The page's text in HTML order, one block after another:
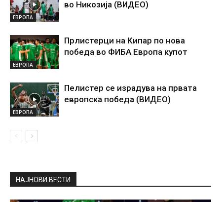
ЕВРОПА
во Никозија (ВИДЕО)
ЕВРОПА
Прлистерци на Кипар по нова
победа во ФИБА Европа купот
ЕВРОПА
Пелистер се израдува на првата
европска победа (ВИДЕО)
НАЈНОВИ ВЕСТИ